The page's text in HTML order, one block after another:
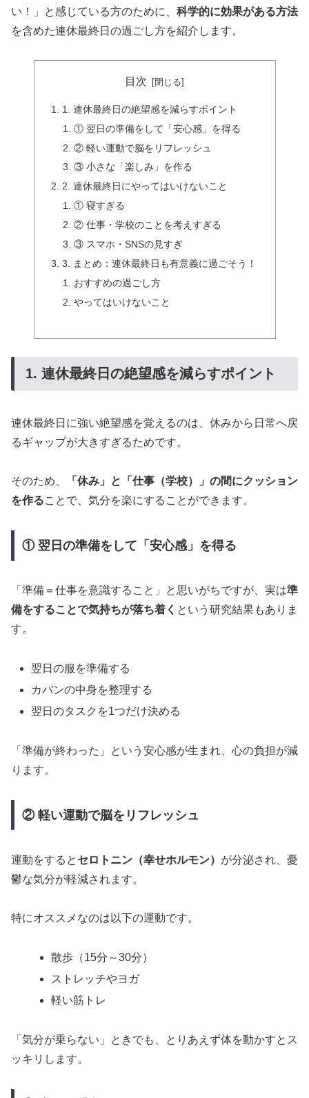
い！」と感じている方のために、 科学的に効果がある方法
を含めた連休最終日の過ごし方を紹介します。
目次
1. 連休最終日の絶望感を減らすポイント
① 翌日の準備をして「安心感」を得る
② 軽い運動で脳をリフレッシュ
③ 小さな「楽しみ」を作る
2. 連休最終日にやってはいけないこと
① 寝すぎる
② 仕事・学校のことを考えすぎる
③ スマホ・SNSの見すぎ
3. まとめ：連休最終日も有意義に過ごそう！
おすすめの過ごし方
やってはいけないこと
1. 連休最終日の絶望感を減らすポイント
連休最終日に強い絶望感を覚えるのは、休みから日常へ戻
るギャップが大きすぎるためです。
そのため、
「休み」と「仕事（学校）」の間にクッション
を作ることで、気分を楽にすることができます。
① 翌日の準備をして「安心感」を得る
「準備＝仕事を意識すること」と思いがちですが、実は準
備をすることで気持ちが落ち着く という研究結果もありま
す。
翌日の服を準備する
カバンの中身を整理する
翌日のタスクを1つだけ決める
「準備が終わった」という安心感が生まれ、心の負担が減
ります。
② 軽い運動で脳をリフレッシュ
運動をすると セロトニン（幸せホルモン） が分泌され、憂
鬱な気分が軽減されます。
特にオススメなのは以下の運動です。
散歩（15分～30分）
ストレッチやヨガ
軽い筋トレ
「気分が乗らない」ときでも、とりあえず体を動かすとス
ッキリします。